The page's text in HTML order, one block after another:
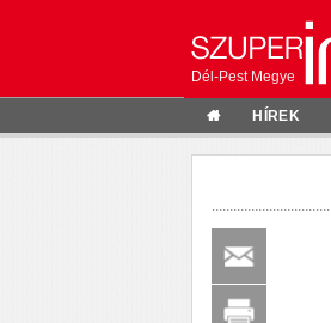
Dél-Pest Megye
HÍREK